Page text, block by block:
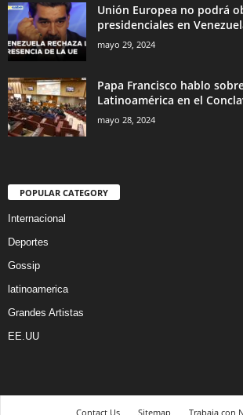
Unión Europea no podrá
presidenciales en
mayo 29, 2024
Papa Francisco hablo
Latinoamérica en el
mayo 28, 2024
POPULAR CATEGORY
Internacional
Deportes
Gossip
latinoamerica
Grandes Artistas
EE.UU
Contact Us Sitemap Trabaja con